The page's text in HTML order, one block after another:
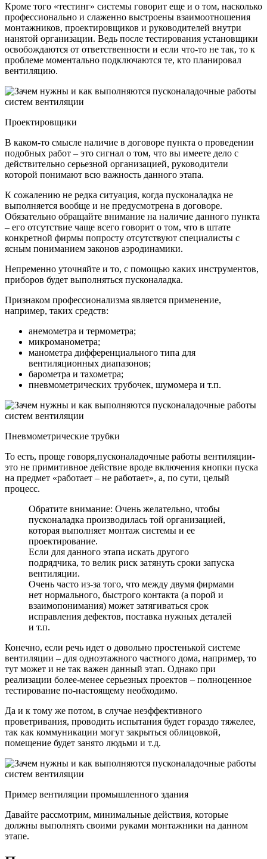
Кроме того «тестинг» системы говорит еще и о том, насколько
профессионально и слаженно выстроены взаимоотношения
монтажников, проектировщиков и руководителей внутри
нанятой организации. Ведь после тестирования установщики
освобождаются от ответственности и если что-то не так, то к
проблеме моментально подключаются те, кто планировал
вентиляцию.
Проектировщики
В каком-то смысле наличие в договоре пункта о проведении
подобных работ – это сигнал о том, что вы имеете дело с
действительно серьезной организацией, руководители
которой понимают всю важность данного этапа.
К сожалению не редка ситуация, когда пусконаладка не
выполняется вообще и не предусмотрена в договоре.
Обязательно обращайте внимание на наличие данного пункта
– его отсутствие чаще всего говорит о том, что в штате
конкретной фирмы попросту отсутствуют специалисты с
ясным пониманием законов аэродинамики.
Непременно уточняйте и то, с помощью каких инструментов,
приборов будет выполняться пусконаладка.
Признаком профессионализма является применение,
например, таких средств:
анемометра и термометра;
микроманометра;
манометра дифференциального типа для
вентиляционных диапазонов;
барометра и тахометра;
пневмометрических трубочек, шумомера и т.п.
Пневмометрические трубки
То есть, проще говоря,пусконаладочные работы вентиляции-
это не примитивное действие вроде включения кнопки пуска
на предмет «работает – не работает», а, по сути, целый
процесс.
Обратите внимание: Очень желательно, чтобы
пусконаладка производилась той организацией,
которая выполняет монтаж системы и ее
проектирование.
Если для данного этапа искать другого
подрядчика, то велик риск затянуть сроки запуска
вентиляции.
Очень часто из-за того, что между двумя фирмами
нет нормального, быстрого контакта (а порой и
взаимопонимания) может затягиваться срок
исправления дефектов, поставка нужных деталей
и т.п.
Конечно, если речь идет о довольно простенькой системе
вентиляции – для одноэтажного частного дома, например, то
тут может и не так важен данный этап. Однако при
реализации более-менее серьезных проектов – полноценное
тестирование по-настоящему необходимо.
Да и к тому же потом, в случае неэффективного
проветривания, проводить испытания будет гораздо тяжелее,
так как коммуникации могут закрыться облицовкой,
помещение будет занято людьми и т.д.
Пример вентиляции промышленного здания
Давайте рассмотрим, минимальные действия, которые
должны выполнять своими руками монтажники на данном
этапе.